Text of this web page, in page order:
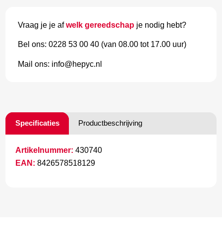
Vraag je je afwelk gereedschap je nodig hebt?
Bel ons: 0228 53 00 40 (van 08.00 tot 17.00 uur)
Mail ons: info@hepyc.nl
Specificaties Productbeschrijving
Artikelnummer: 430740
EAN: 8426578518129